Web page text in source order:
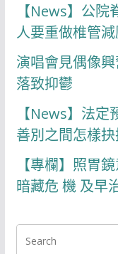
【News】公
人要重做椎管
演唱會見偶像
落致抑鬱
【News】法
善別之間怎樣
【專欄】照胃
暗藏危 機 及早